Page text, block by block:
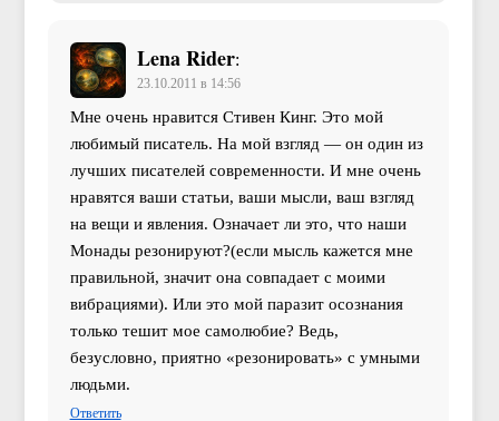
Lena Rider:
23.10.2011 в 14:56
Мне очень нравится Стивен Кинг. Это мой
любимый писатель. На мой взгляд — он один из
лучших писателей современности. И мне очень
нравятся ваши статьи, ваши мысли, ваш взгляд
на вещи и явления. Означает ли это, что наши
Монады резонируют?(если мысль кажется мне
правильной, значит она совпадает с моими
вибрациями). Или это мой паразит осознания
только тешит мое самолюбие? Ведь,
безусловно, приятно «резонировать» с умными
людьми.
Ответить